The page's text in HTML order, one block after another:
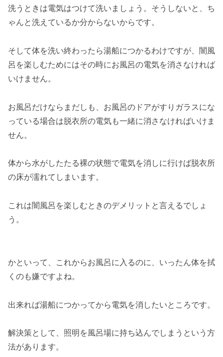
洗うときは電気はつけて洗いましょう。そうしないと、ち
ゃんと洗えているか分からないからです。
そして体を洗い終わったら湯船につかるわけですが、闇風
呂を楽しむためにはその時にお風呂の電気を消さなければ
いけません。
お風呂だけならまだしも、お風呂のドアがすりガラスにな
っている場合は脱衣所の電気も一緒に消さなければいけま
せん。
体から水がしたたる裸の状態で電気を消しに行けば脱衣所
の床が濡れてしまいます。
これは闇風呂を楽しむときのデメリットと言えるでしょ
う。
かといって、これからお風呂に入るのに、いったん体を拭
くのも嫌ですよね。
出来れば湯船につかってから電気を消したいところです。
解決策として、照明を風呂場に持ち込んでしまうという方
法があります。